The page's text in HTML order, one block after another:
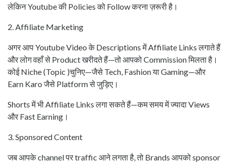
लेकिन Youtube की Policies को Follow करना ज़रूरी है।
2. Affiliate Marketing
अगर आप Youtube Video के Descriptions में Affiliate Links लगाते हैं
और लोग वहाँ से Product खरीदते हैं—तो आपको Commission मिलता है।
कोई Niche (Topic )चुनिए—जैसे Tech, Fashion या Gaming—और
Earn Karo जैसे Platform से जुड़िए।
Shorts में भी Affiliate Links लगा सकते हैं—कम समय में ज्यादा Views
और Fast Earning।
3. Sponsored Content
जब आपके channel पर traffic आने लगता है, तो Brands आपको sponsor